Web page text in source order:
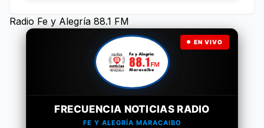
Radio Fe y Alegría 88.1 FM
EN VIVO
FRECUENCIA NOTICIAS RADIO
FE Y ALEGRÍA MARACAIBO